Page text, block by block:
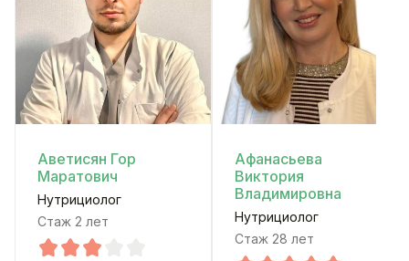
Аветисян Гор
Маратович
Нутрициолог
Стаж 2 лет
Афанасьева
Виктория
Владимировна
Нутрициолог
Стаж 28 лет